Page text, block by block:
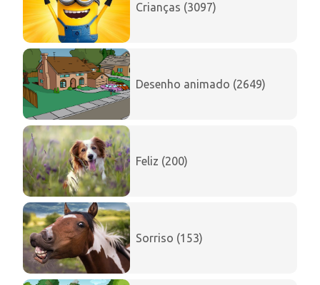
Crianças (3097)
Desenho animado (2649)
Feliz (200)
Sorriso (153)